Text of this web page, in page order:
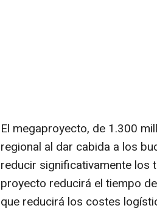
El megaproyecto, de 1.300
regional al dar cabida a los
reducir significativamente los
proyecto reducirá el tiempo
que reducirá los costes